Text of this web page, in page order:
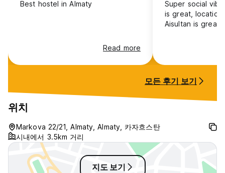
Best hostel in Almaty
Read more
Super social
is great,
Aisultan is great
모든 후기 보기
위치
Markova 22/21, Almaty, Almaty, 카자흐스탄
시내에서 3.5km 거리
지도 보기